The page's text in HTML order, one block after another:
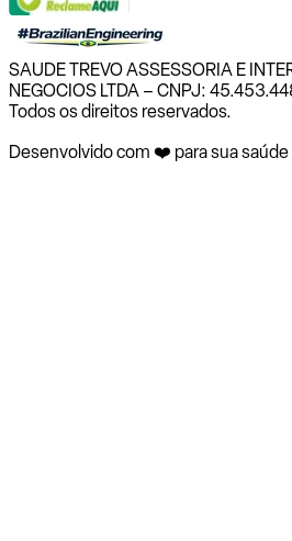
SAUDE TREVO ASSESSORIA E
NEGOCIOS LTDA – CNPJ:
Todos os direitos reservados.
Desenvolvido com ❤️ para sua saúde